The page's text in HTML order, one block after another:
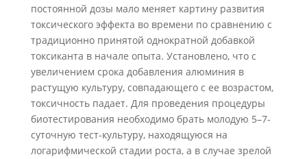
постоянной дозы мало меняет картину развития
токсического эффекта во времени по сравнению с
традиционно принятой однократной добавкой
токсиканта в начале опыта. Установлено, что с
увеличением срока добавления алюминия в
растущую культуру, совпадающего с ее возрастом,
токсичность падает. Для проведения процедуры
биотестирования необходимо брать молодую 5–7-
суточную тест-культуру, находящуюся на
логарифмической стадии роста, а в случае зрелой